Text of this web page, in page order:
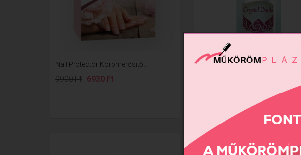
Nail Protector Körömerősítő...
9900 Ft 6930 Ft
Xtreme Hard - körömerősítő...